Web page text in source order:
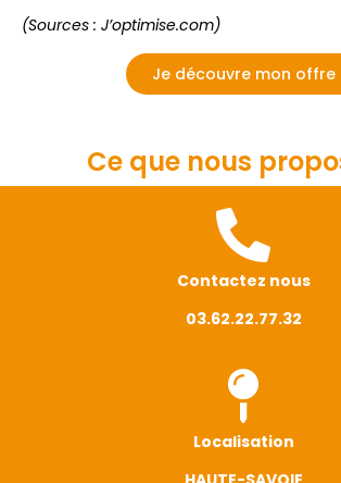
(Sources : J’optimise.com)
Je découvre mon offre
Ce que nous
Contactez nous
03.62.22.77.32
Localisation